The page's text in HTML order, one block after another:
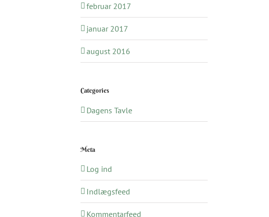
februar 2017
januar 2017
august 2016
Categories
Dagens Tavle
Meta
Log ind
Indlægsfeed
Kommentarfeed